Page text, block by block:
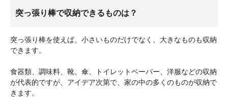
突っ張り棒で収納できるものは？
突っ張り棒を使えば、小さいものだけでなく、大きなものも収納
できます。
食器類、調味料、靴、傘、トイレットペーパー、洋服などの収納
が代表的ですが、アイデア次第で、家の中の多くのものが収納で
きます。